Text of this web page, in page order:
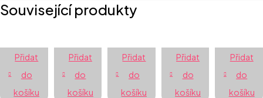
Související produkty
Přidat
do
košíku
Přidat
do
košíku
Přidat
do
košíku
Přidat
do
košíku
Přidat
do
košíku